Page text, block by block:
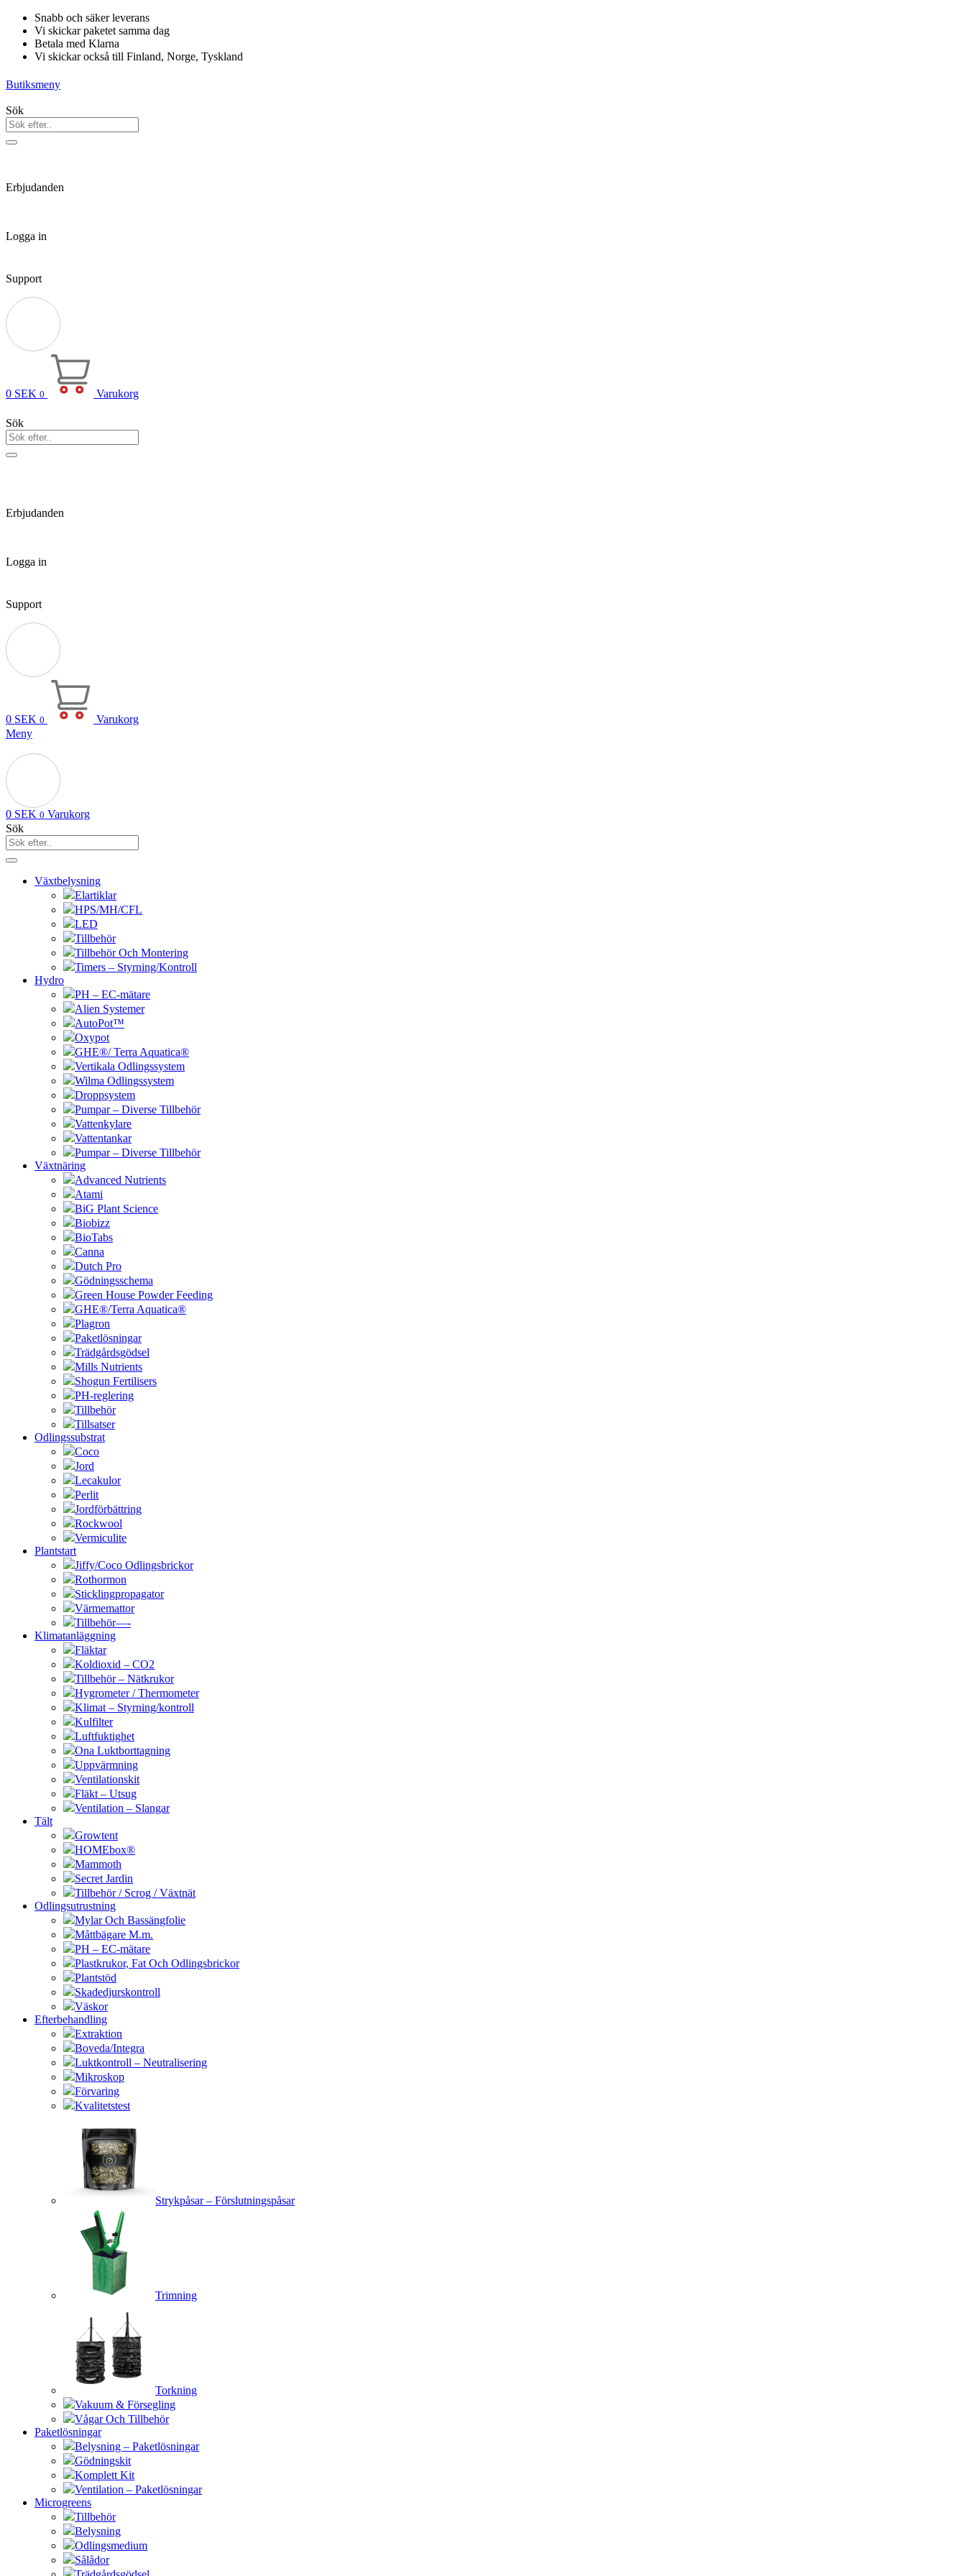
Hoppa
innehåll
Snabb och säker leverans
Vi skickar paketet samma dag
Betala med Klarna
Vi skickar också till Finland, Norge, Tyskland
Butiksmeny
Sök
Erbjudanden
Logga in
Support
0 SEK 0 Varukorg
Sök
Erbjudanden
Logga in
Support
0 SEK 0
Varukorg
Meny
0 SEK 0 Varukorg
Sök
Växtbelysning
Elartiklar
HPS/MH/CFL
LED
Tillbehör
Tillbehör Och Montering
Timers – Styrning/Kontroll
Hydro
PH – EC-mätare
Alien Systemer
AutoPot™
Oxypot
GHE®/ Terra Aquatica®
Vertikala Odlingssystem
Wilma Odlingssystem
Droppsystem
Pumpar – Diverse Tillbehör
Vattenkylare
Vattentankar
Pumpar – Diverse Tillbehör
Växtnäring
Advanced Nutrients
Atami
BiG Plant Science
Biobizz
BioTabs
Canna
Dutch Pro
Gödningsschema
Green House Powder Feeding
GHE®/Terra Aquatica®
Plagron
Paketlösningar
Trädgårdsgödsel
Mills Nutrients
Shogun Fertilisers
PH-reglering
Tillbehör
Tillsatser
Odlingssubstrat
Coco
Jord
Lecakulor
Perlit
Jordförbättring
Rockwool
Vermiculite
Plantstart
Jiffy/Coco Odlingsbrickor
Rothormon
Sticklingpropagator
Värmemattor
Tillbehör—-
Klimatanläggning
Fläktar
Koldioxid – CO2
Tillbehör – Nätkrukor
Hygrometer / Thermometer
Klimat – Styrning/kontroll
Kulfilter
Luftfuktighet
Ona Luktborttagning
Uppvärmning
Ventilationskit
Fläkt – Utsug
Ventilation – Slangar
Tält
Growtent
HOMEbox®
Mammoth
Secret Jardin
Tillbehör / Scrog / Växtnät
Odlingsutrustning
Mylar Och Bassängfolie
Måttbägare M.m.
PH – EC-mätare
Plastkrukor, Fat Och Odlingsbrickor
Plantstöd
Skadedjurskontroll
Väskor
Efterbehandling
Extraktion
Boveda/Integra
Luktkontroll – Neutralisering
Mikroskop
Förvaring
Kvalitetstest
Strykpåsar – Förslutningspåsar
Trimning
Torkning
Vakuum & Försegling
Vågar Och Tillbehör
Paketlösningar
Belysning – Paketlösningar
Gödningskit
Komplett Kit
Ventilation – Paketlösningar
Microgreens
Tillbehör
Belysning
Odlingsmedium
Sålådor